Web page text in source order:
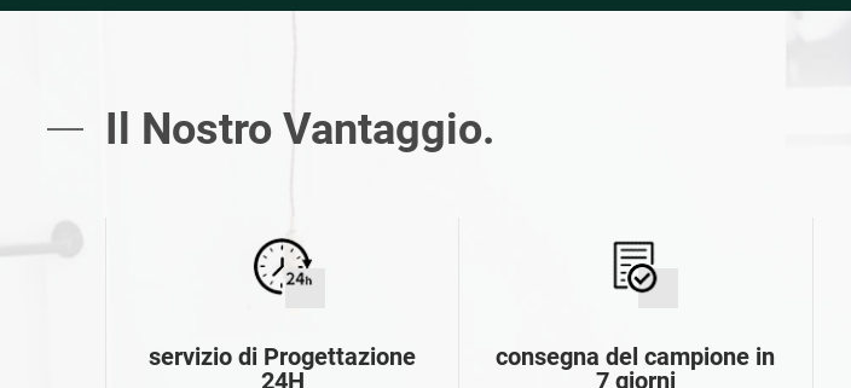
Il Nostro Vantaggio.
servizio di Progettazione
24H
consegna del campione in
7 giorni